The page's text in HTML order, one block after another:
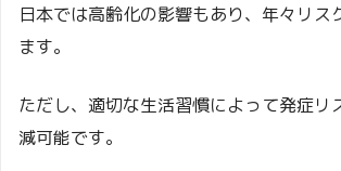
日本では高齢化の影響もあり、年々リス
ます。
ただし、適切な生活習慣によって発症リ
減可能です。